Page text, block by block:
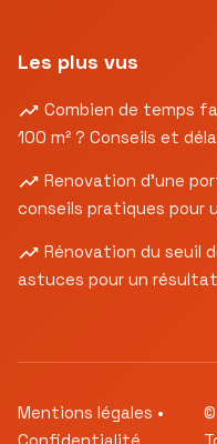
Les plus vus
Combien de temps
100 m² ? Conseils et
Renovation d’une
conseils pratiques pour
Rénovation du seuil
astuces pour un
Mentions légales •
Confidentialité